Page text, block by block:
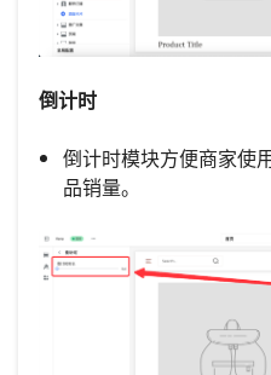
倒计时
倒计时模块方便商家使
品销量。